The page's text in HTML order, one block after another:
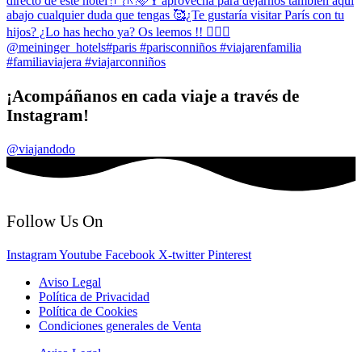
¡Acompáñanos en cada viaje a través de
Instagram!
@viajandodo
Follow Us On
InstagramYoutube Facebook X-twitter Pinterest
Aviso Legal
Política de Privacidad
Política de Cookies
Condiciones generales de Venta